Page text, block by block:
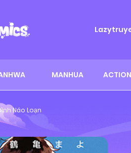
MANHUA ACTION
Náo Loạn